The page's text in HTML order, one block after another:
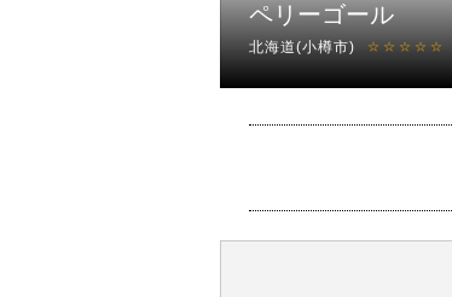
ペリーゴール
北海道(小樽市) ☆☆☆☆☆